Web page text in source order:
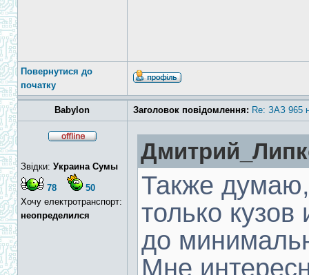
Повернутися до
початку
Babylon Заголовок повідомлення: Re: ЗАЗ 965
Звідки: Украина Сумы
78
50
Хочу електротранспорт:
неопределился
Также думаю,
только
до
Мне